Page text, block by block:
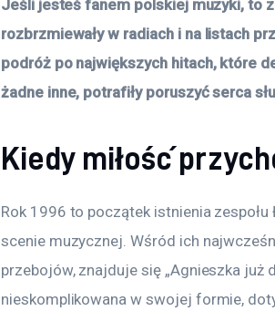
Jeśli jesteś fanem polskiej muzyki, to
rozbrzmiewały w radiach i na listach
podróż po największych hitach, które
żadne inne, potrafiły poruszyć serca
Kiedy miłość
Rok 1996 to początek istnienia
scenie muzycznej. Wśród ich
przebojów, znajduje się „Agnieszka już
nieskomplikowana w swojej formie,